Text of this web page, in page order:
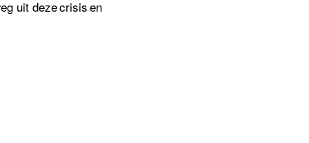
uit deze crisis en